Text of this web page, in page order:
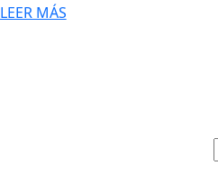
LEER MÁSLEER